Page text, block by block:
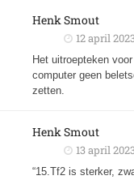
Henk Smout
12 april
Het uitroepteken
computer geen
zetten.
Henk Smout
13 april
“15.Tf2 is sterker,